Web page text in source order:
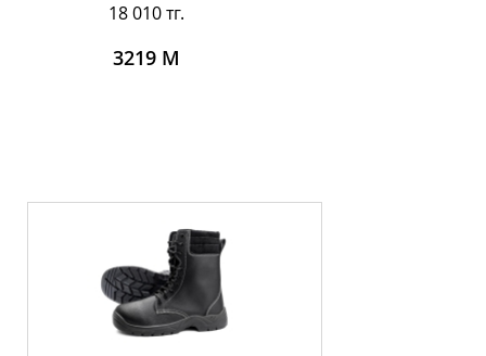
18 010 тг.
3219 М